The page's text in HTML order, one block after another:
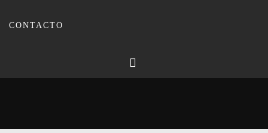
CONTACTO
Publicado en08/04/2024